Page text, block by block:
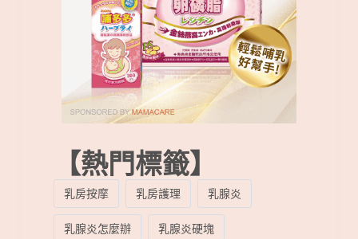
【熱門標籤】
乳房按摩 乳房護理
乳腺炎
乳腺炎怎麼辦
乳腺炎硬塊